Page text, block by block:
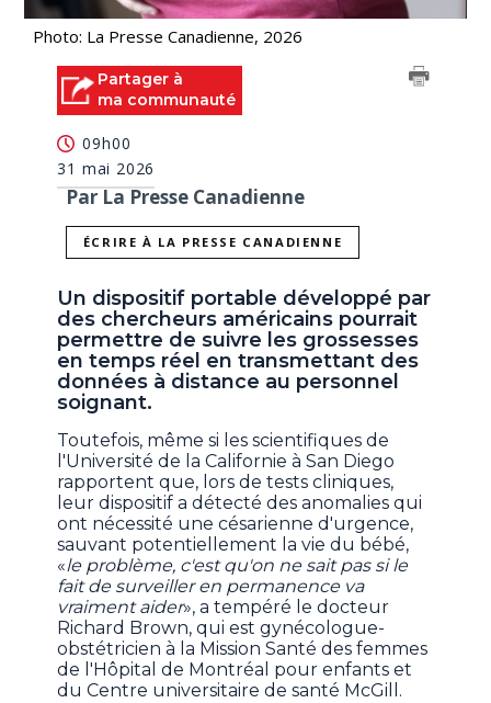
Photo: La Presse Canadienne, 2026
Partager à
ma communauté
09h00
31 mai 2026
Par La Presse Canadienne
ÉCRIRE À LA PRESSE CANADIENNE
Un dispositif portable développé par
des chercheurs américains pourrait
permettre de suivre les grossesses
en temps réel en transmettant des
données à distance au personnel
soignant.
Toutefois, même si les scientifiques de
l'Université de la Californie à San Diego
rapportent que, lors de tests cliniques,
leur dispositif a détecté des anomalies qui
ont nécessité une césarienne d'urgence,
sauvant potentiellement la vie du bébé,
«le problème, c'est qu'on ne sait pas si le
fait de surveiller en permanence va
vraiment aider», a tempéré le docteur
Richard Brown, qui est gynécologue-
obstétricien à la Mission Santé des femmes
de l'Hôpital de Montréal pour enfants et
du Centre universitaire de santé McGill.